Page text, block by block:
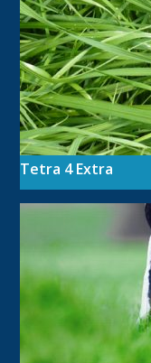
Tetra 4 Extra